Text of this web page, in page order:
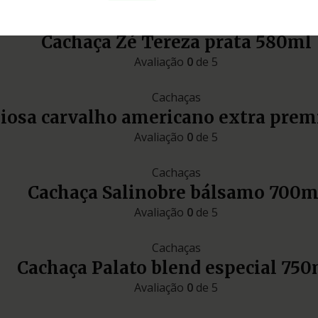
Cachaça Zé Tereza prata 580ml
Avaliação 0 de 5
Cachaças
carvalho americano extra
Avaliação 0 de 5
Cachaças
Cachaça Salinobre bálsamo
Avaliação 0 de 5
Cachaças
Cachaça Palato blend especial
Avaliação 0 de 5